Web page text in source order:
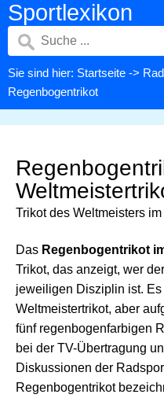
Sportlexikon
Sie sind hier: Startseite ->
Regenbogentrikot
Trikot des Weltmeisters
Das Regenbogentrikot
Trikot, das anzeigt, wer der
jeweiligen Disziplin ist.
Weltmeistertrikot, aber
fünf regenbogenfarbigen
bei der TV-Übertragung
Diskussionen der
Regenbogentrikot